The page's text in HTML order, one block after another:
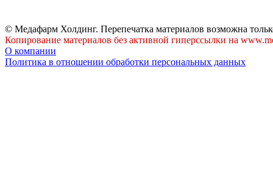
© Медафарм Холдинг. Перепечатка материалов возможна
Копирование материалов без активной гиперссылки на
О компании
Политика в отношении обработки персональных данных